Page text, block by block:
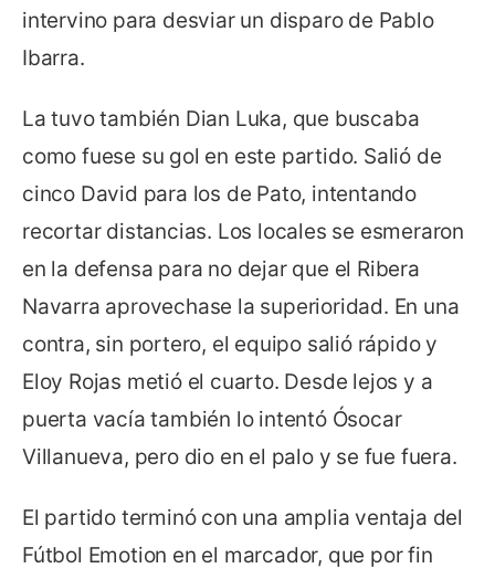
intervino para desviar un disparo de Pablo
Ibarra.
La tuvo también Dian Luka, que buscaba
como fuese su gol en este partido. Salió de
cinco David para los de Pato, intentando
recortar distancias. Los locales se esmeraron
en la defensa para no dejar que el Ribera
Navarra aprovechase la superioridad. En una
contra, sin portero, el equipo salió rápido y
Eloy Rojas metió el cuarto. Desde lejos y a
puerta vacía también lo intentó Ósocar
Villanueva, pero dio en el palo y se fue fuera.
El partido terminó con una amplia ventaja del
Fútbol Emotion en el marcador, que por fin